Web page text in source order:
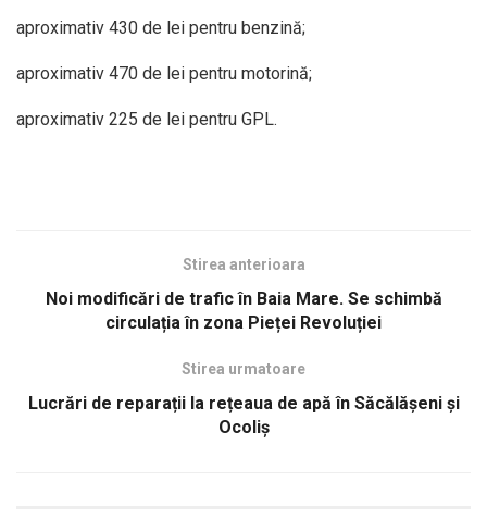
aproximativ 430 de lei pentru benzină;
aproximativ 470 de lei pentru motorină;
aproximativ 225 de lei pentru GPL.
Stirea anterioara
Noi modificări de trafic în Baia Mare. Se schimbă
circulația în zona Pieței Revoluției
Stirea urmatoare
Lucrări de reparații la rețeaua de apă în Săcălășeni și
Ocoliș